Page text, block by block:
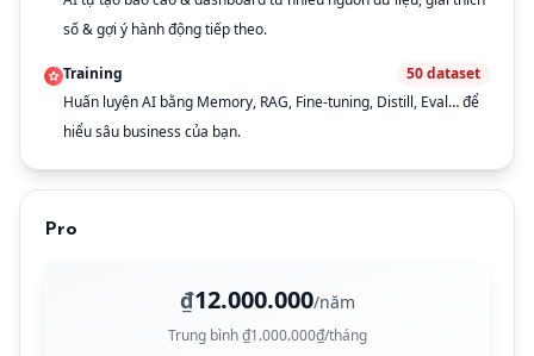
số & gợi ý hành động tiếp theo.
Training 50dataset
Huấn luyện AI bằng Memory, RAG, Fine-tuning, Distill, Eval… để
hiểu sâu business của bạn.
Pro
₫12.000.000/năm
Trung bình ₫1.000.000₫/tháng